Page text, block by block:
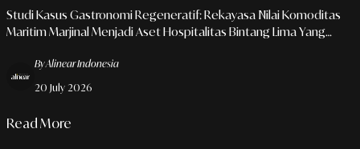
Tinggi
Studi Kasus Gastronomi Regeneratif: Rekayasa Nilai Komoditas
Maritim Marjinal Menjadi Aset Hospitalitas Bintang Lima Yang
By Alinear Indonesia
20 July 2026
Read More